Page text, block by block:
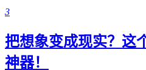
3
把想象变成现实？这
神器！